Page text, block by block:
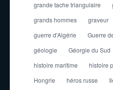
grande tache triangulaire
grands hommes
graveur
guerre d'Algérie
Guerre
géologie
Géorgie du Sud
histoire maritime
histoire
Hongrie
héros russe